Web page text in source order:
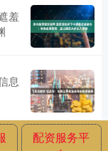
羞
息
配资服务平